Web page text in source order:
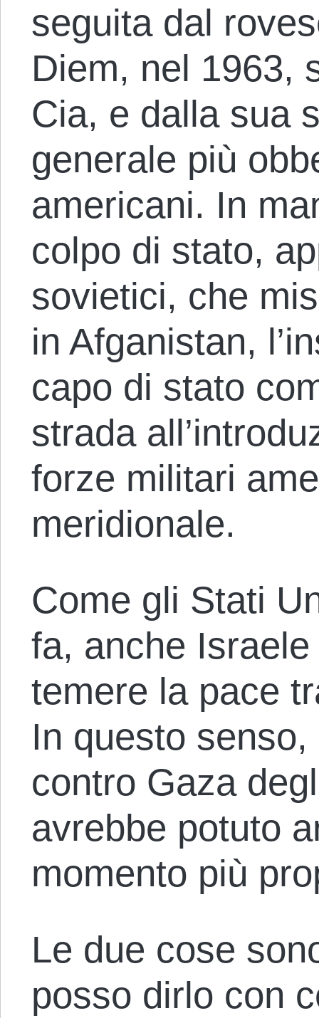
seguita dal
Diem, nel 1963,
Cia, e dalla sua
generale più
americani. In
colpo di stato,
sovietici, che
in Afganistan,
capo di stato
strada
forze militari
meridionale.
Come gli Stati
fa, anche
temere la pace
In questo
contro Gaza
avrebbe potuto
momento più
Le due cose
posso dirlo con